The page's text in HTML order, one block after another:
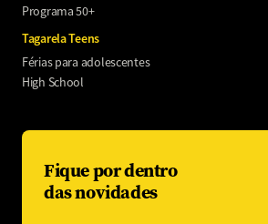
Programa 50+
Tagarela Teens
Férias para adolescentes
High School
Fique por dentro
das novidades